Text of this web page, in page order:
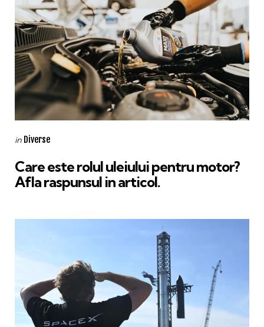
Categories
Posted
in Diverse
Care este rolul uleiului pentru motor?
Afla raspunsul in articol.